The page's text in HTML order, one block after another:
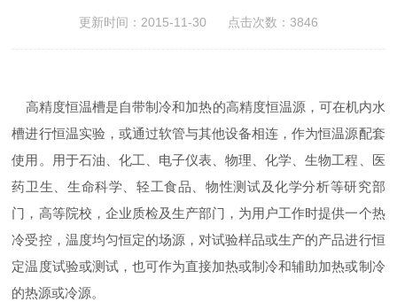
更新时间：2015-11-30 点击次数：3846
高精度恒温槽是自带制冷和加热的高精度恒温源，可在机内水
槽进行恒温实验，或通过软管与其他设备相连，作为恒温源配套
使用。用于石油、化工、电子仪表、物理、化学、生物工程、医
药卫生、生命科学、轻工食品、物性测试及化学分析等研究部
门，高等院校，企业质检及生产部门，为用户工作时提供一个热
冷受控，温度均匀恒定的场源，对试验样品或生产的产品进行恒
定温度试验或测试，也可作为直接加热或制冷和辅助加热或制冷
的热源或冷源。